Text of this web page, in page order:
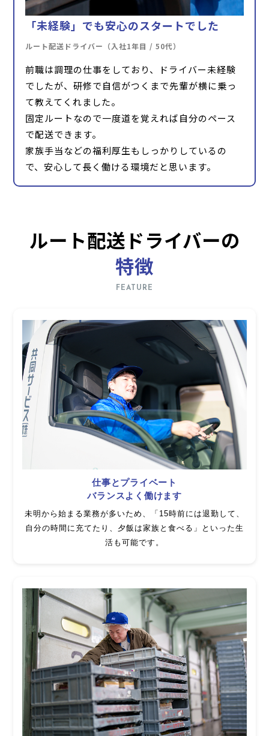
「未経験」でも安心のスタートでした
ルート配送ドライバー（入社1年目 / 50代）
前職は調理の仕事をしており、ドライバー未経験
でしたが、研修で自信がつくまで先輩が横に乗っ
て教えてくれました。
固定ルートなので一度道を覚えれば自分のペース
で配送できます。
家族手当などの福利厚生もしっかりしているの
で、安心して長く働ける環境だと思います。
ルート配送ドライバーの
特徴
FEATURE
仕事とプライベート
バランスよく働けます
未明から始まる業務が多いため、「15時前には退勤して、
自分の時間に充てたり、夕飯は家族と食べる」といった生
活も可能です。